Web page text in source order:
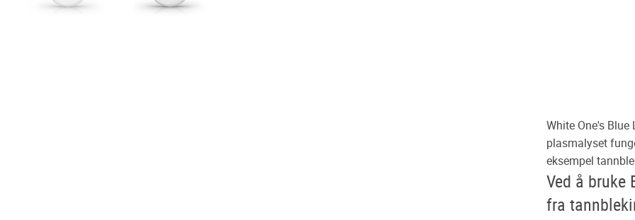
White One's
plasmalyset
eksempel
Ved å bruke
fra